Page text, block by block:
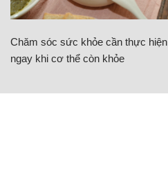
Chăm sóc sức khỏe cần thực hiện
ngay khi cơ thể còn khỏe